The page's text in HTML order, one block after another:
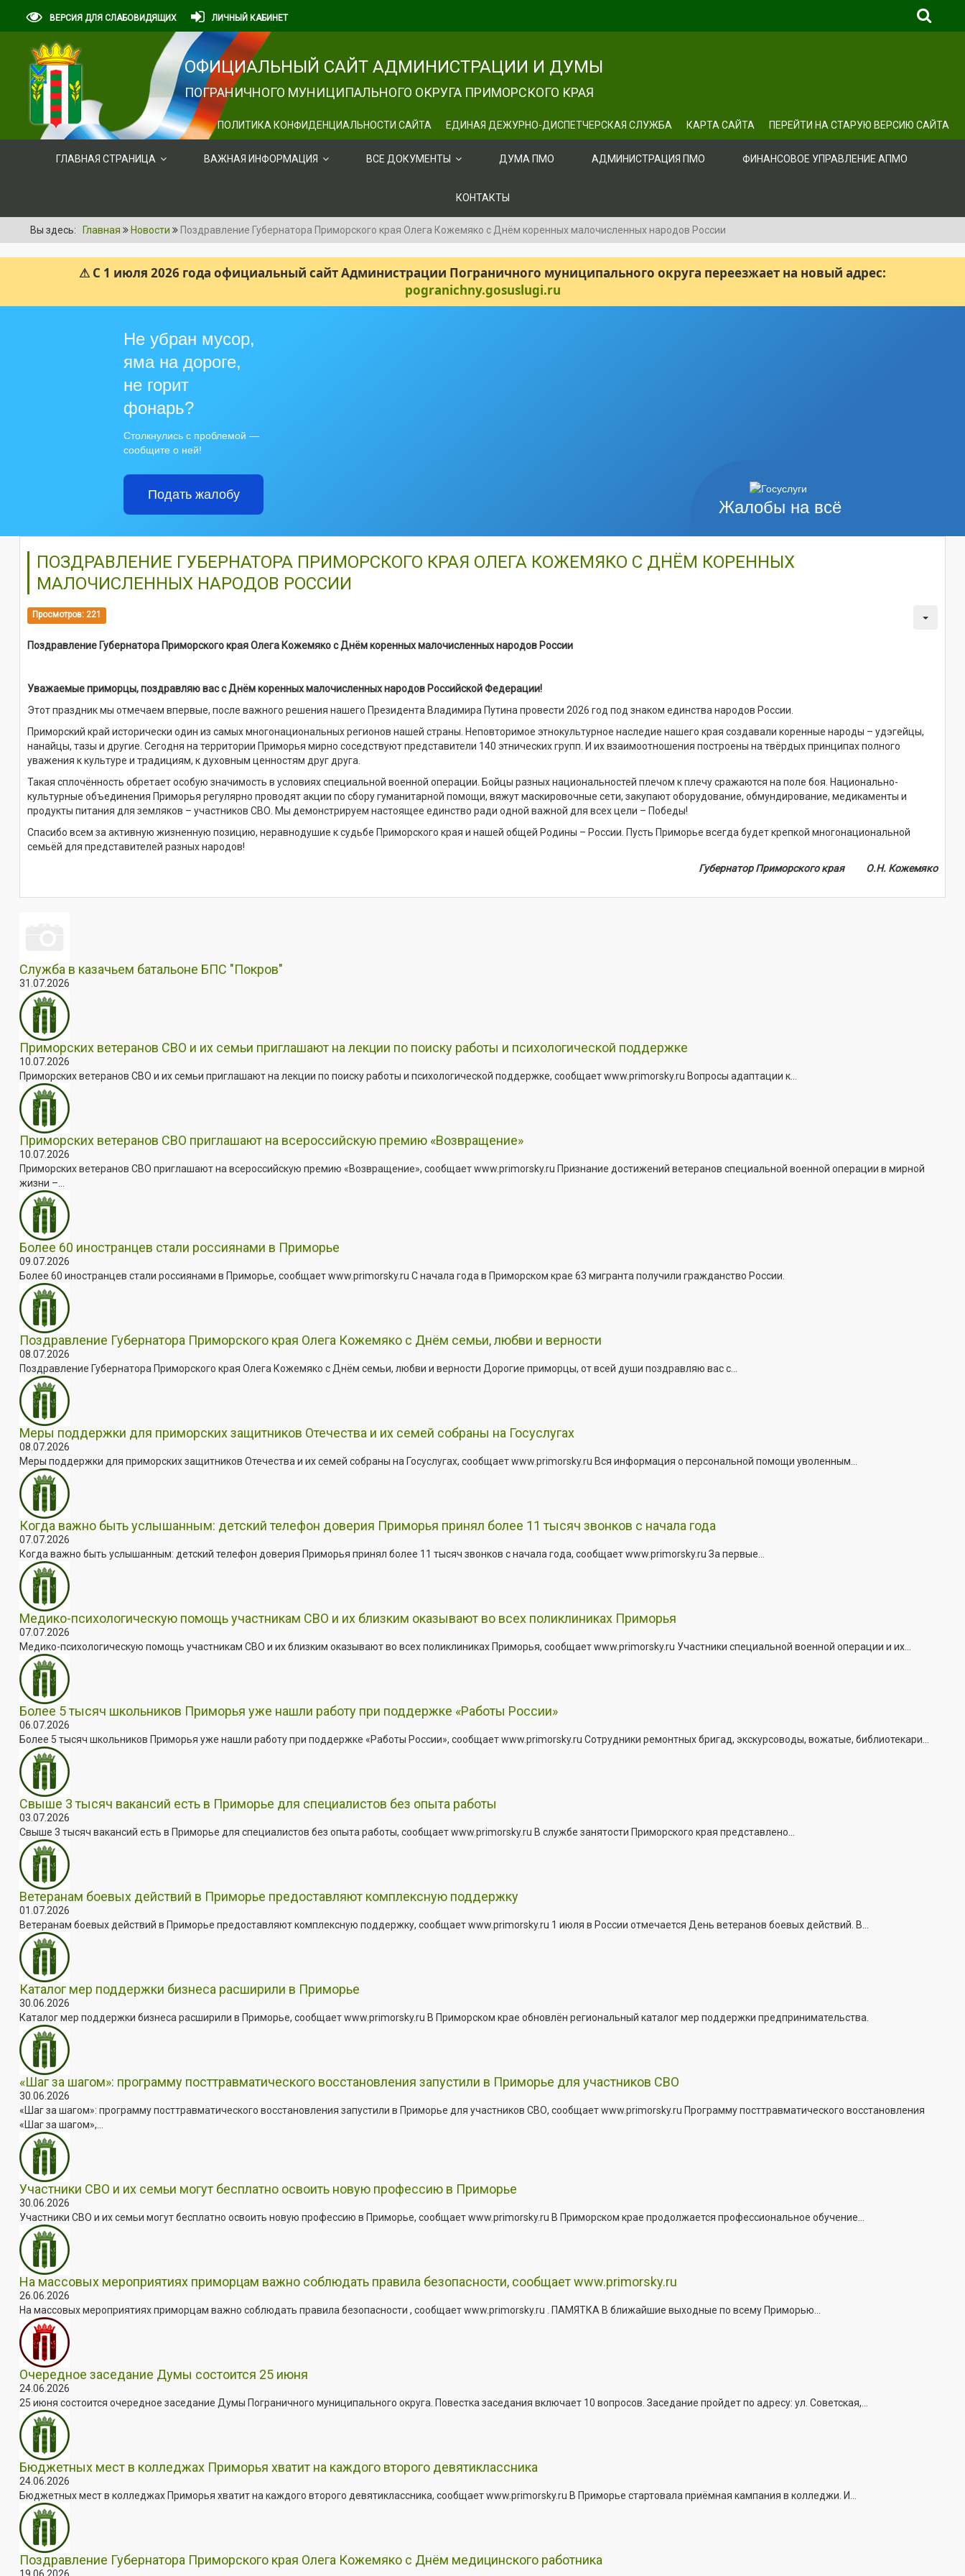
ВЕРСИЯ ДЛЯ СЛАБОВИДЯЩИХ ЛИЧНЫЙ КАБИНЕТ
ОФИЦИАЛЬНЫЙ САЙТ АДМИНИСТРАЦИИ И ДУМЫ
ПОГРАНИЧНОГО МУНИЦИПАЛЬНОГО ОКРУГА ПРИМОРСКОГО КРАЯ
ПОЛИТИКА КОНФИДЕНЦИАЛЬНОСТИ САЙТА ЕДИНАЯ ДЕЖУРНО-ДИСПЕТЧЕРСКАЯ СЛУЖБА КАРТА САЙТА ПЕРЕЙТИ НА СТАРУЮ ВЕРСИЮ САЙТА
ГЛАВНАЯ СТРАНИЦА ВАЖНАЯ ИНФОРМАЦИЯ ВСЕ ДОКУМЕНТЫ ДУМА ПМО АДМИНИСТРАЦИЯ ПМО ФИНАНСОВОЕ УПРАВЛЕНИЕ АПМО
КОНТАКТЫ
Вы здесь: Главная Новости Поздравление Губернатора Приморского края Олега Кожемяко с Днём коренных малочисленных народов России
⚠ С 1 июля 2026 года официальный сайт Администрации Пограничного муниципального округа переезжает на новый адрес:
pogranichny.gosuslugi.ru
Жалобы на всё
Не убран мусор,
яма на дороге,
не горит
фонарь?
Столкнулись с проблемой —
сообщите о ней!
Подать жалобу
ПОЗДРАВЛЕНИЕ ГУБЕРНАТОРА ПРИМОРСКОГО КРАЯ ОЛЕГА КОЖЕМЯКО С ДНЁМ КОРЕННЫХ
МАЛОЧИСЛЕННЫХ НАРОДОВ РОССИИ
Просмотров: 221
Поздравление Губернатора Приморского края Олега Кожемяко с Днём коренных малочисленных народов России
Уважаемые приморцы, поздравляю вас с Днём коренных малочисленных народов Российской Федерации!
Этот праздник мы отмечаем впервые, после важного решения нашего Президента Владимира Путина провести 2026 год под знаком единства народов России.
Приморский край исторически один из самых многонациональных регионов нашей страны. Неповторимое этнокультурное наследие нашего края создавали коренные народы – удэгейцы,
нанайцы, тазы и другие. Сегодня на территории Приморья мирно соседствуют представители 140 этнических групп. И их взаимоотношения построены на твёрдых принципах полного
уважения к культуре и традициям, к духовным ценностям друг друга.
Такая сплочённость обретает особую значимость в условиях специальной военной операции. Бойцы разных национальностей плечом к плечу сражаются на поле боя. Национально-
культурные объединения Приморья регулярно проводят акции по сбору гуманитарной помощи, вяжут маскировочные сети, закупают оборудование, обмундирование, медикаменты и
продукты питания для земляков – участников СВО. Мы демонстрируем настоящее единство ради одной важной для всех цели – Победы!
Спасибо всем за активную жизненную позицию, неравнодушие к судьбе Приморского края и нашей общей Родины – России. Пусть Приморье всегда будет крепкой многонациональной
семьёй для представителей разных народов!
Губернатор Приморского края О.Н. Кожемяко
Служба в казачьем батальоне БПС "Покров"
31.07.2026
Приморских ветеранов СВО и их семьи приглашают на лекции по поиску работы и психологической поддержке
10.07.2026
Приморских ветеранов СВО и их семьи приглашают на лекции по поиску работы и психологической поддержке, сообщает www.primorsky.ru Вопросы адаптации к...
Приморских ветеранов СВО приглашают на всероссийскую премию «Возвращение»
10.07.2026
Приморских ветеранов СВО приглашают на всероссийскую премию «Возвращение», сообщает www.primorsky.ru Признание достижений ветеранов специальной военной операции в мирной
жизни –...
Более 60 иностранцев стали россиянами в Приморье
09.07.2026
Более 60 иностранцев стали россиянами в Приморье, сообщает www.primorsky.ru С начала года в Приморском крае 63 мигранта получили гражданство России.
Поздравление Губернатора Приморского края Олега Кожемяко с Днём семьи, любви и верности
08.07.2026
Поздравление Губернатора Приморского края Олега Кожемяко с Днём семьи, любви и верности Дорогие приморцы, от всей души поздравляю вас с...
Меры поддержки для приморских защитников Отечества и их семей собраны на Госуслугах
08.07.2026
Меры поддержки для приморских защитников Отечества и их семей собраны на Госуслугах, сообщает www.primorsky.ru Вся информация о персональной помощи уволенным...
Когда важно быть услышанным: детский телефон доверия Приморья принял более 11 тысяч звонков с начала года
07.07.2026
Когда важно быть услышанным: детский телефон доверия Приморья принял более 11 тысяч звонков с начала года, сообщает www.primorsky.ru За первые...
Медико-психологическую помощь участникам СВО и их близким оказывают во всех поликлиниках Приморья
07.07.2026
Медико-психологическую помощь участникам СВО и их близким оказывают во всех поликлиниках Приморья, сообщает www.primorsky.ru Участники специальной военной операции и их...
Более 5 тысяч школьников Приморья уже нашли работу при поддержке «Работы России»
06.07.2026
Более 5 тысяч школьников Приморья уже нашли работу при поддержке «Работы России», сообщает www.primorsky.ru Сотрудники ремонтных бригад, экскурсоводы, вожатые, библиотекари...
Свыше 3 тысяч вакансий есть в Приморье для специалистов без опыта работы
03.07.2026
Свыше 3 тысяч вакансий есть в Приморье для специалистов без опыта работы, сообщает www.primorsky.ru В службе занятости Приморского края представлено...
Ветеранам боевых действий в Приморье предоставляют комплексную поддержку
01.07.2026
Ветеранам боевых действий в Приморье предоставляют комплексную поддержку, сообщает www.primorsky.ru 1 июля в России отмечается День ветеранов боевых действий. В...
Каталог мер поддержки бизнеса расширили в Приморье
30.06.2026
Каталог мер поддержки бизнеса расширили в Приморье, сообщает www.primorsky.ru В Приморском крае обновлён региональный каталог мер поддержки предпринимательства.
«Шаг за шагом»: программу посттравматического восстановления запустили в Приморье для участников СВО
30.06.2026
«Шаг за шагом»: программу посттравматического восстановления запустили в Приморье для участников СВО, сообщает www.primorsky.ru Программу посттравматического восстановления
«Шаг за шагом»,...
Участники СВО и их семьи могут бесплатно освоить новую профессию в Приморье
30.06.2026
Участники СВО и их семьи могут бесплатно освоить новую профессию в Приморье, сообщает www.primorsky.ru В Приморском крае продолжается профессиональное обучение...
На массовых мероприятиях приморцам важно соблюдать правила безопасности, сообщает www.primorsky.ru
26.06.2026
На массовых мероприятиях приморцам важно соблюдать правила безопасности , сообщает www.primorsky.ru . ПАМЯТКА В ближайшие выходные по всему Приморью...
Очередное заседание Думы состоится 25 июня
24.06.2026
25 июня состоится очередное заседание Думы Пограничного муниципального округа. Повестка заседания включает 10 вопросов. Заседание пройдет по адресу: ул. Советская,...
Бюджетных мест в колледжах Приморья хватит на каждого второго девятиклассника
24.06.2026
Бюджетных мест в колледжах Приморья хватит на каждого второго девятиклассника, сообщает www.primorsky.ru В Приморье стартовала приёмная кампания в колледжи. И...
Поздравление Губернатора Приморского края Олега Кожемяко с Днём медицинского работника